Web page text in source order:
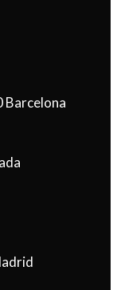
Barcelona